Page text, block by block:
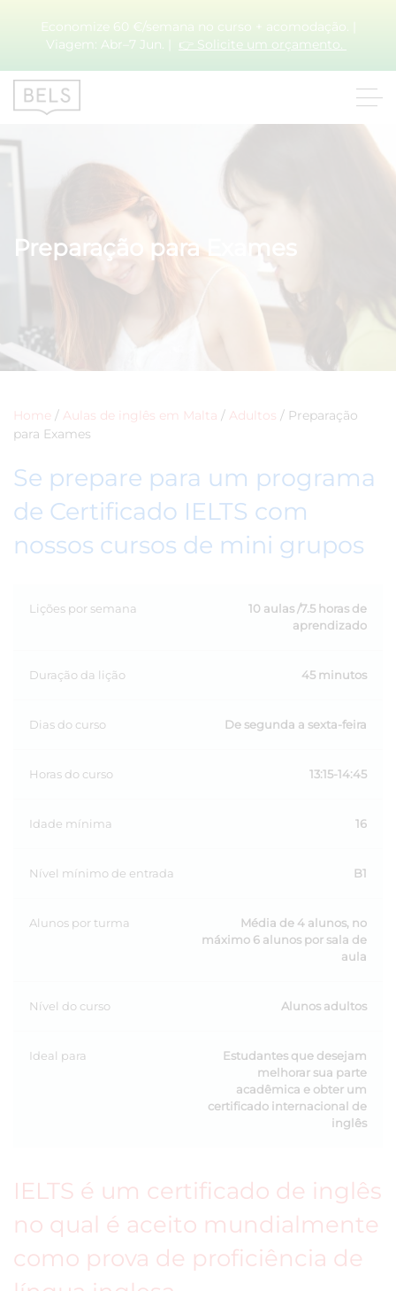
Economize 60 €/semana no curso + acomodação. |
Viagem: Abr–7 Jun. | 👉 Solicite um orçamento.
Preparação para Exames
Home / Aulas de inglês em Malta / Adultos / Preparação
para Exames
Se prepare para um programa
de Certificado IELTS com
nossos cursos de mini grupos
Lições por semana
10 aulas /7.5 horas de
aprendizado
Duração da lição 45 minutos
Dias do curso De segunda a sexta-feira
Horas do curso 13:15-14:45
Idade mínima 16
Nível mínimo de entrada B1
Alunos por turma
Média de 4 alunos, no
máximo 6 alunos por sala de
aula
Nível do curso Alunos adultos
Ideal para
Estudantes que desejam
melhorar sua parte
acadêmica e obter um
certificado internacional de
inglês
IELTS é um certificado de inglês
no qual é aceito mundialmente
como prova de proficiência de